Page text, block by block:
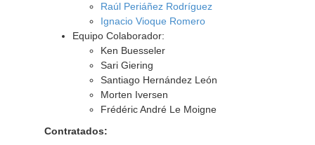
Raúl Periáñez Rodríguez
Ignacio Vioque Romero
Equipo Colaborador:
Ken Buesseler
Sari Giering
Santiago Hernández León
Morten Iversen
Frédéric André Le Moigne
Contratados: